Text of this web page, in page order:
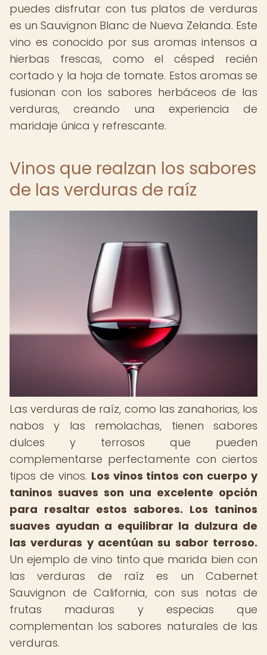
puedes disfrutar con tus platos de verduras
es un Sauvignon Blanc de Nueva Zelanda. Este
vino es conocido por sus aromas intensos a
hierbas frescas, como el césped recién
cortado y la hoja de tomate. Estos aromas se
fusionan con los sabores herbáceos de las
verduras, creando una experiencia de
maridaje única y refrescante.
Vinos que realzan los sabores
de las verduras de raíz
Las verduras de raíz, como las zanahorias, los
nabos y las remolachas, tienen sabores
dulces y terrosos que pueden
complementarse perfectamente con ciertos
tipos de vinos. Los vinos tintos con cuerpo y
taninos suaves son una excelente opción
para resaltar estos sabores. Los taninos
suaves ayudan a equilibrar la dulzura de
las verduras y acentúan su sabor terroso.
Un ejemplo de vino tinto que marida bien con
las verduras de raíz es un Cabernet
Sauvignon de California, con sus notas de
frutas maduras y especias que
complementan los sabores naturales de las
verduras.